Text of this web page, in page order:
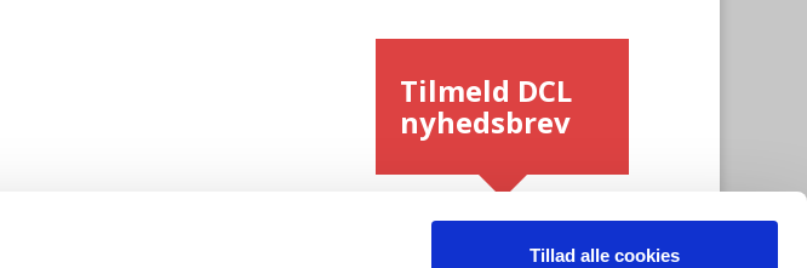
Tillad alle cookies
Tilmeld DCL
nyhedsbrev